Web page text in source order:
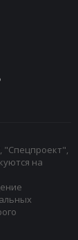
"Спецпроект",
на